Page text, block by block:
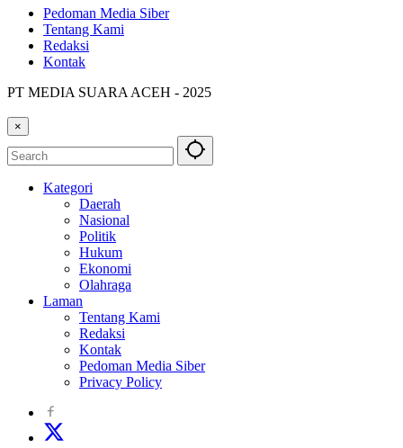
Pedoman Media Siber
Tentang Kami
Redaksi
Kontak
PT MEDIA SUARA ACEH - 2025
×
Kategori
Daerah
Nasional
Politik
Hukum
Ekonomi
Olahraga
Laman
Tentang Kami
Redaksi
Kontak
Pedoman Media Siber
Privacy Policy